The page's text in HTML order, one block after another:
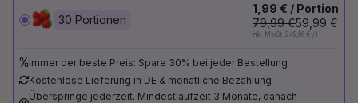
30 Portionen
1,99 € / Portion
79,99 €59,99 €
inkl. MwSt. 249,96 € / l
Immer der beste Preis: Spare 30% bei jeder Bestellung
Kostenlose Lieferung in DE & monatliche Bezahlung
Überspringe jederzeit. Mindestlaufzeit 3 Monate, danach